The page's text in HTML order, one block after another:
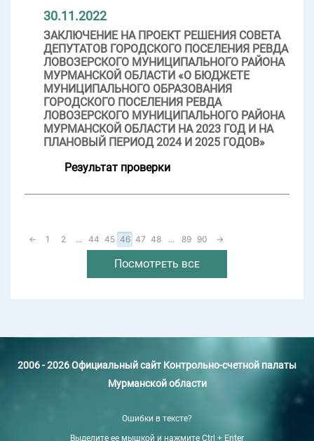
30.11.2022
ЗАКЛЮЧЕНИЕ НА ПРОЕКТ РЕШЕНИЯ СОВЕТА
ДЕПУТАТОВ ГОРОДСКОГО ПОСЕЛЕНИЯ РЕВДА
ЛОВОЗЕРСКОГО МУНИЦИПАЛЬНОГО РАЙОНА
МУРМАНСКОЙ ОБЛАСТИ «О БЮДЖЕТЕ
МУНИЦИПАЛЬНОГО ОБРАЗОВАНИЯ
ГОРОДСКОГО ПОСЕЛЕНИЯ РЕВДА
ЛОВОЗЕРСКОГО МУНИЦИПАЛЬНОГО РАЙОНА
МУРМАНСКОЙ ОБЛАСТИ НА 2023 ГОД И НА
ПЛАНОВЫЙ ПЕРИОД 2024 И 2025 ГОДОВ»
Результат проверки
← 1 2 ... 44 45 46 47 48 ... 89 90 →
Посмотреть все
2006 - 2026 Официальный сайт Контрольно-счетной палаты
Мурманской области
Ошибки в тексте?
Выделите ее мышкой и нажмите Ctrl + Enter